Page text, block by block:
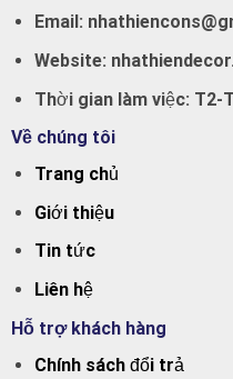
Email:
Website:
Thời gian làm việc: T2-
Về chúng tôi
Trang chủ
Giới thiệu
Tin tức
Liên hệ
Hỗ trợ khách hàng
Chính sách đổi trả